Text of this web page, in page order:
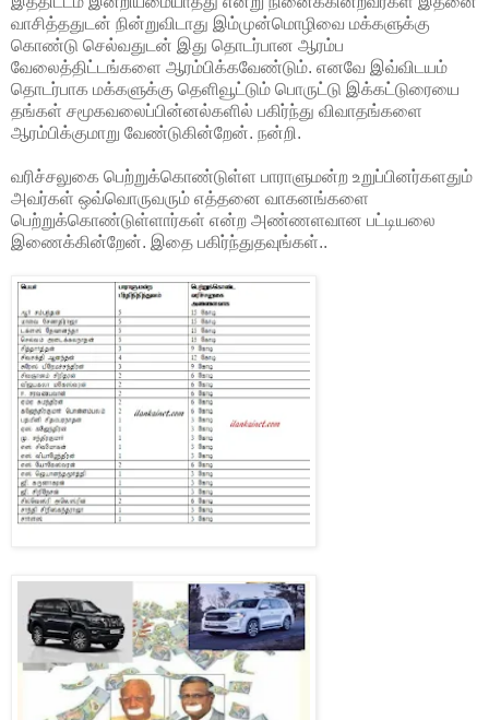
வாசித்ததுடன் நின்றுவிடாது இம்முன்மொழிவை மக்களுக்கு
கொண்டு செல்வதுடன் இது தொடர்பான ஆரம்ப
வேலைத்திட்டங்களை ஆரம்பிக்கவேண்டும். எனவே இவ்விடயம்
தொடர்பாக மக்களுக்கு தெளிவூட்டும் பொருட்டு இக்கட்டுரையை
தங்கள் சமூகவலைப்பின்னல்களில் பகிர்ந்து விவாதங்களை
ஆரம்பிக்குமாறு வேண்டுகின்றேன். நன்றி.
வரிச்சலுகை பெற்றுக்கொண்டுள்ள பாராளுமன்ற உறுப்பினர்களதும்
அவர்கள் ஒவ்வொருவரும் எத்தனை வாகனங்களை
பெற்றுக்கொண்டுள்ளார்கள் என்ற அண்ணளவான பட்டியலை
இணைக்கின்றேன். இதை பகிர்ந்துதவுங்கள்..